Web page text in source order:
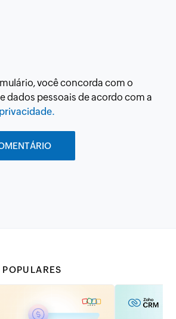
você concorda com o
dados pessoais de acordo com a